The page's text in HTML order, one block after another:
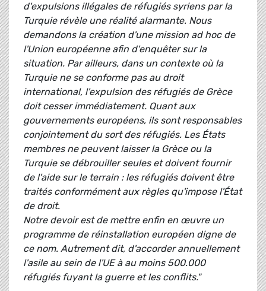
d'expulsions illégales de réfugiés syriens par la
Turquie révèle une réalité alarmante. Nous
demandons la création d'une mission ad hoc de
l'Union européenne afin d'enquêter sur la
situation. Par ailleurs, dans un contexte où la
Turquie ne se conforme pas au droit
international, l'expulsion des réfugiés de Grèce
doit cesser immédiatement. Quant aux
gouvernements européens, ils sont responsables
conjointement du sort des réfugiés. Les États
membres ne peuvent laisser la Grèce ou la
Turquie se débrouiller seules et doivent fournir
de l'aide sur le terrain : les réfugiés doivent être
traités conformément aux règles qu'impose l'État
de droit.
Notre devoir est de mettre enfin en œuvre un
programme de réinstallation européen digne de
ce nom. Autrement dit, d'accorder annuellement
l'asile au sein de l'UE à au moins 500.000
réfugiés fuyant la guerre et les conflits."